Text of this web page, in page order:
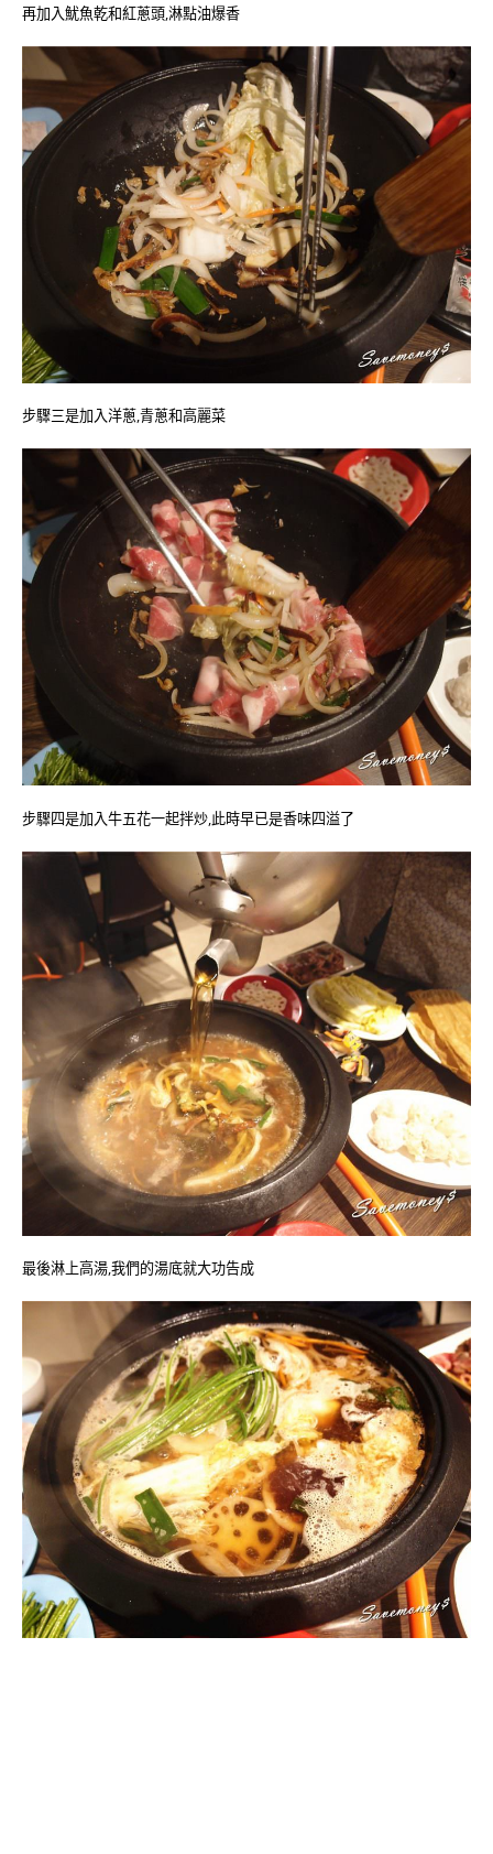
再加入魷魚乾和紅蔥頭,淋點油爆香
步驟三是加入洋蔥,青蔥和高麗菜
步驟四是加入牛五花一起拌炒,此時早已是香味四溢了
最後淋上高湯,我們的湯底就大功告成